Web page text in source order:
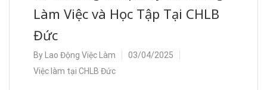
Làm Việc và Học Tập Tại CHLB
Đức
By Lao Động Việc Làm
03/04/2025
Việc làm tại CHLB Đức